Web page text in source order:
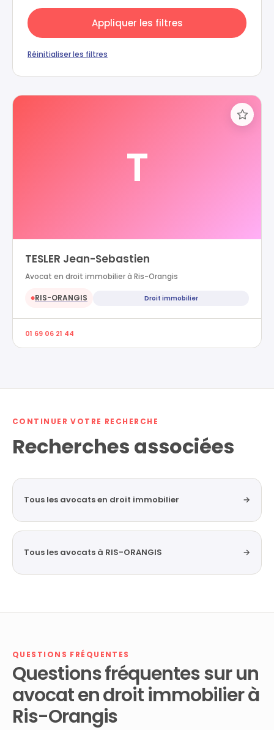
Appliquer les filtres
Réinitialiser les filtres
T
TESLER Jean-Sebastien
Avocat en droit immobilier à Ris-Orangis
●RIS-ORANGIS Droit immobilier
01 69 06 21 44
CONTINUER VOTRE RECHERCHE
Recherches associées
Tous les avocats en droit immobilier →
Tous les avocats à RIS-ORANGIS →
QUESTIONS FRÉQUENTES
Questions fréquentes sur un
avocat en droit immobilier à
Ris-Orangis